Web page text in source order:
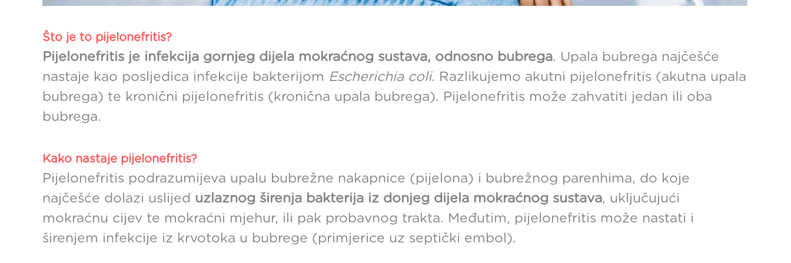
Što je to pijelonefritis?
Pijelonefritis je infekcija gornjeg dijela mokraćnog sustava, odnosno bubrega. Upala bubrega najčešće
nastaje kao posljedica infekcije bakterijom Escherichia coli. Razlikujemo akutni pijelonefritis (akutna upala
bubrega) te kronični pijelonefritis (kronična upala bubrega). Pijelonefritis može zahvatiti jedan ili oba
bubrega.
Kako nastaje pijelonefritis?
Pijelonefritis podrazumijeva upalu bubrežne nakapnice (pijelona) i bubrežnog parenhima, do koje
najčešće dolazi uslijed uzlaznog širenja bakterija iz donjeg dijela mokraćnog sustava, uključujući
mokraćnu cijev te mokraćni mjehur, ili pak probavnog trakta. Međutim, pijelonefritis može nastati i
širenjem infekcije iz krvotoka u bubrege (primjerice uz septički embol).